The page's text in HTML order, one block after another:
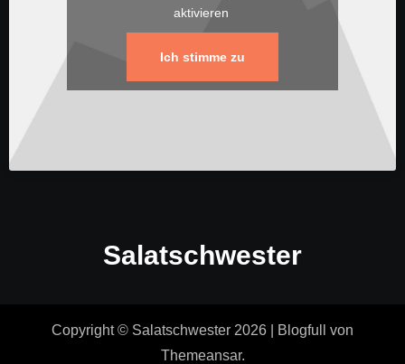
aktivieren
Ich stimme zu
Salatschwester
Copyright © Salatschwester 2026 Blogfull
von
Themeansar.